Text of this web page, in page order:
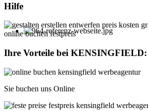
Hilfe
Ihre Vorteile bei KENSINGFIELD:
Sie buchen uns Online